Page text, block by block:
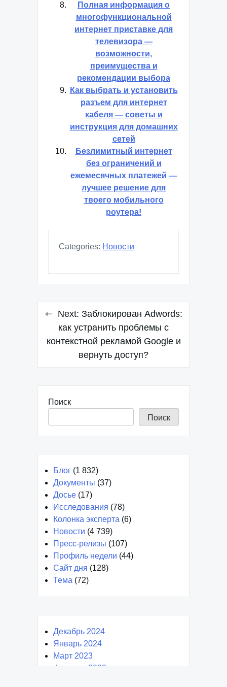
Полная информация о
многофункциональной
интернет приставке для
телевизора —
возможности,
преимущества и
рекомендации выбора
Как выбрать и установить
разъем для интернет
кабеля — советы и
инструкция для домашних
сетей
Безлимитный интернет
без ограничений и
ежемесячных платежей —
лучшее решение для
твоего мобильного
роутера!
Categories: Новости
Навигация
записям
Next: Заблокирован Adwords:
как устранить проблемы с
контекстной рекламой Google и
вернуть доступ?
Поиск
Поиск
Блог (1 832)
Документы (37)
Досье (17)
Исследования (78)
Колонка эксперта (6)
Новости (4 739)
Пресс-релизы (107)
Профиль недели (44)
Сайт дня (128)
Тема (72)
Декабрь 2024
Январь 2024
Март 2023
Февраль 2023